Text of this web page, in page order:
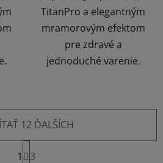
TitanPro a elegantným
mramorovým efektom
pre zdravé a
jednoduché varenie.
12 ĎALŠÍCH
S
t
1
3